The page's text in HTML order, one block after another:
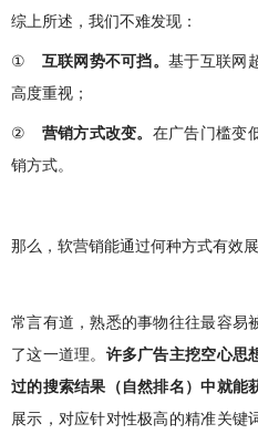
综上所述，我们不难发现：
① 互联网势不可挡。基于互联网
高度重视；
② 营销方式改变。 在广告门槛变
销方式。
那么，软营销能通过何种方式有效
常言有道，熟悉的事物往往最容易
了这一道理。 许多广告主挖空心思
过的搜索结果（自然排名）中就能
展示，对应针对性极高的精准关键